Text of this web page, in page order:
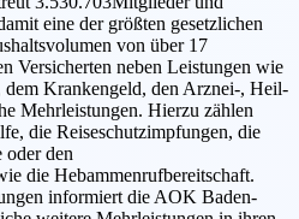
eine der größten gesetzlichen
von über 17
Versicherten neben Leistungen wie
dem Krankengeld, den Arznei-, Heil-
Mehrleistungen. Hierzu zählen
die Reiseschutzimpfungen, die
oder den
die Hebammenrufbereitschaft.
informiert die AOK Baden-